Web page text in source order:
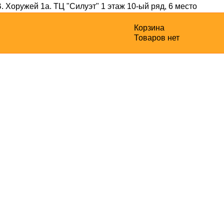
Хоружей 1а. ТЦ "Силуэт" 1 этаж 10-ый ряд, 6 место
Корзина
Товаров нет